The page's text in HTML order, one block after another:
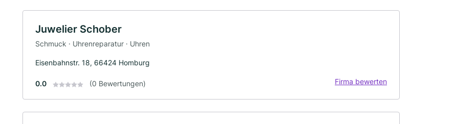
Juwelier Schober
Schmuck · Uhrenreparatur · Uhren
Eisenbahnstr. 18, 66424 Homburg
0.0 (0 Bewertungen) Firma bewerten